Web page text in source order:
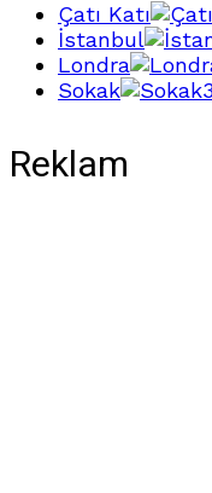
Çatı Katı
İstanbul
Londra
Sokak
Reklam